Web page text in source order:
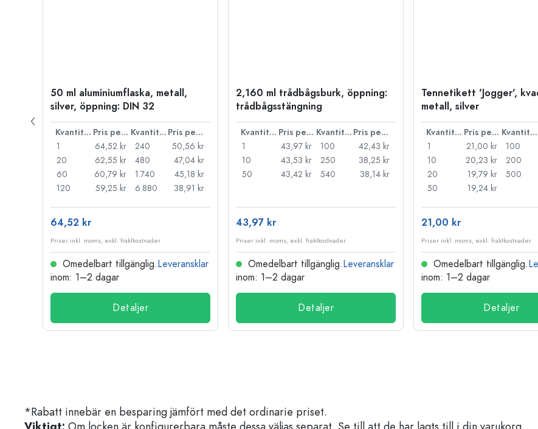
50 ml aluminiumflaska, metall,
silver, öppning: DIN 32
Kvantitet Pris per styck Kvantitet
Pris per styck
1
64,52 kr
20
62,55 kr
60
60,79 kr
120
59,25 kr
240
50,56 kr
480
47,04 kr
1.740
45,18 kr
6.880
38,91 kr
64,52 kr
Priser inkl. moms, exkl. fraktkostnader
Omedelbart tillgänglig.Leveransklar
inom: 1–2 dagar
Detaljer
2,160 ml trådbågsburk, öppning:
trådbågsstängning
Kvantitet Pris per styck Kvantitet
Pris per styck
1
43,97 kr
10
43,53 kr
50
43,42 kr
100
42,43 kr
250
38,25 kr
540
38,14 kr
43,97 kr
Priser inkl. moms, exkl. fraktkostnader
Omedelbart tillgänglig.Leveransklar
inom: 1–2 dagar
Detaljer
Tennetikett 'Jogger',
metall, silver
Kvantitet Pris per styck Kvantitet
1
21,00 kr
10
20,23 kr
20
19,79 kr
50
19,24 kr
100
200
500
21,00 kr
Priser inkl. moms, exkl. fraktkostnader
Omedelbart tillgänglig.
inom: 1–2 dagar
Detaljer
*Rabatt innebär en besparing jämfört med det ordinarie priset.